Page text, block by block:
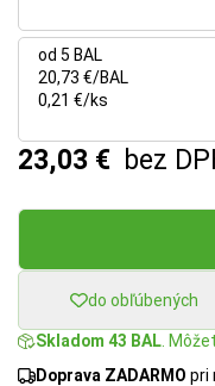
od 5 BAL
20,73 €/BAL
0,21 €/ks
23,03 € bez
do obľúbených
Skladom 43 BAL .
Doprava ZADARMO pri